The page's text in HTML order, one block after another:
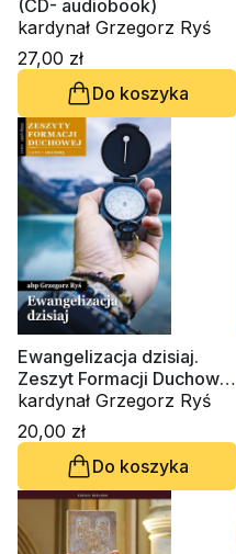
(CD- audiobook)
kardynał Grzegorz Ryś
27,00 zł
Do koszyka
Ewangelizacja dzisiaj.
Zeszyt Formacji Duchowej
nr 100
kardynał Grzegorz Ryś
20,00 zł
Do koszyka